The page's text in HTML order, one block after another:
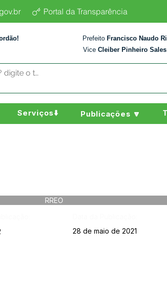
Portal da Transparência
Prefeito Francisco Naudo
Vice Cleiber Pinheiro
Serviços⬇️ Publicações 🔽
RREO
28 de maio de 2021